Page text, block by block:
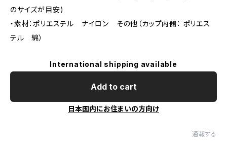
のサイズが目安)
・素材：ポリエステル ナイロン その他（カップ内側： ポリエス
テル 綿）
International shipping available
Add to cart
日本国内にお住まいの方向け
通報する